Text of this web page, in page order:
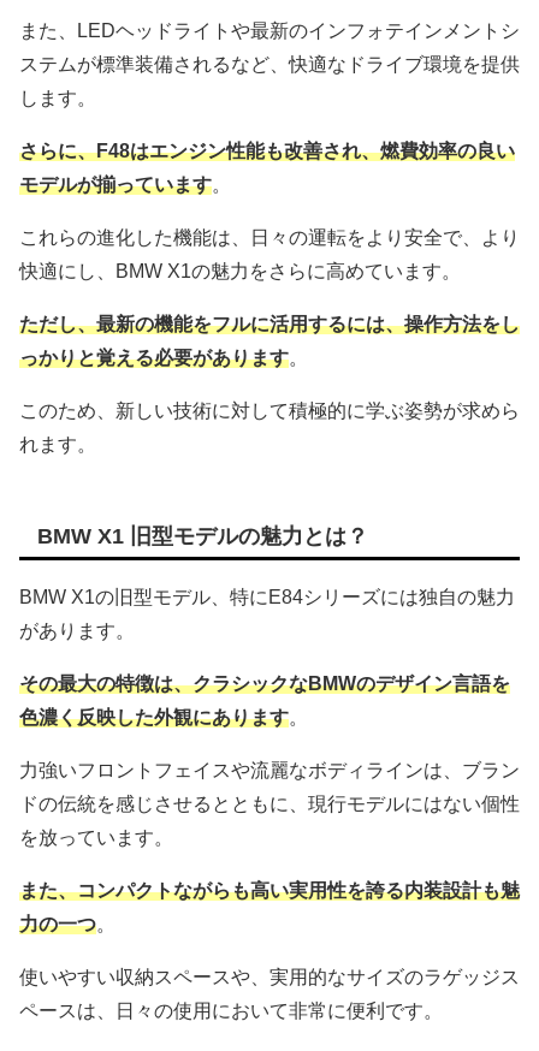
また、LEDヘッドライトや最新のインフォテインメントシ
ステムが標準装備されるなど、快適なドライブ環境を提供
します。
さらに、F48はエンジン性能も改善され、燃費効率の良い
モデルが揃っています。
これらの進化した機能は、日々の運転をより安全で、より
快適にし、BMW X1の魅力をさらに高めています。
ただし、最新の機能をフルに活用するには、操作方法をし
っかりと覚える必要があります。
このため、新しい技術に対して積極的に学ぶ姿勢が求めら
れます。
BMW X1 旧型モデルの魅力とは？
BMW X1の旧型モデル、特にE84シリーズには独自の魅力
があります。
その最大の特徴は、クラシックなBMWのデザイン言語を
色濃く反映した外観にあります。
力強いフロントフェイスや流麗なボディラインは、ブラン
ドの伝統を感じさせるとともに、現行モデルにはない個性
を放っています。
また、コンパクトながらも高い実用性を誇る内装設計も魅
力の一つ。
使いやすい収納スペースや、実用的なサイズのラゲッジス
ペースは、日々の使用において非常に便利です。